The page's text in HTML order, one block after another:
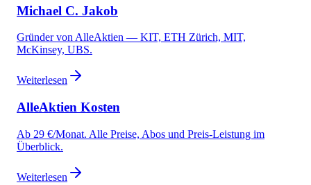
Michael C. Jakob
Gründer von AlleAktien — KIT, ETH Zürich, MIT,
McKinsey, UBS.
Weiterlesen
AlleAktien Kosten
Ab 29 €/Monat. Alle Preise, Abos und Preis-Leistung im
Überblick.
Weiterlesen